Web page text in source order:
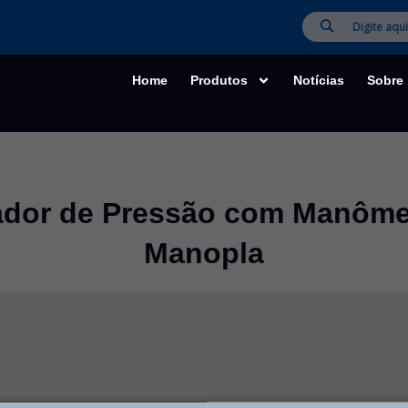
Home Produtos Notícias Sobre
de Pressão com
Manopla